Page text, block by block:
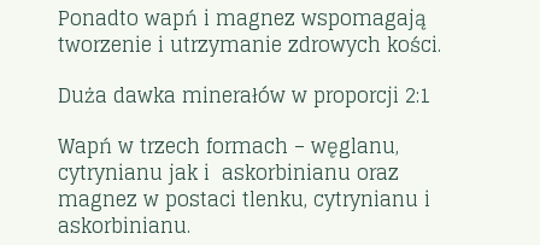
Ponadto wapń i magnez wspomagają
tworzenie i utrzymanie zdrowych kości.
Duża dawka minerałów w proporcji 2:1
Wapń w trzech formach – węglanu,
cytrynianu jak i askorbinianu oraz
magnez w postaci tlenku, cytrynianu i
askorbinianu.